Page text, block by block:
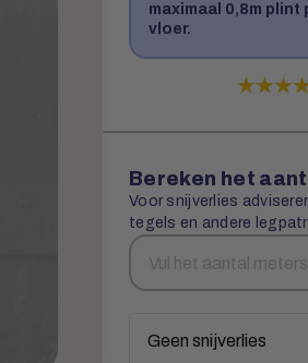
maximaal 0,8m
vloer.
Bereken het
Voor snijverlies
tegels en andere
Aantal
vierkante
Snijverlies